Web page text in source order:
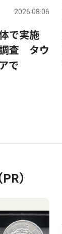
2026.08.06
で実施
調査 タウ
で
）